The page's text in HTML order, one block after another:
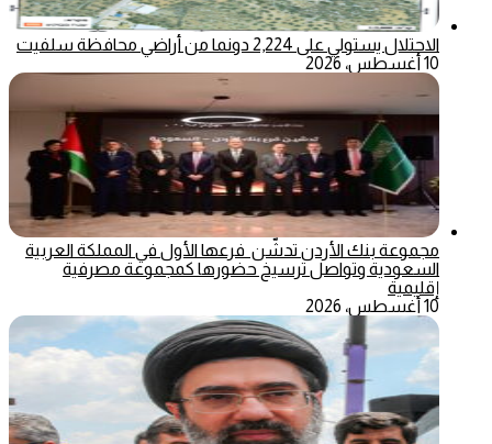
الاحتلال يستولي على 2,224 دونما من أراضي محافظة سلفيت
10 أغسطس، 2026
مجموعة بنك الأردن تدشّن فرعها الأول في المملكة العربية
السعودية وتواصل ترسيخ حضورها كمجموعة مصرفية
إقليمية
10 أغسطس، 2026